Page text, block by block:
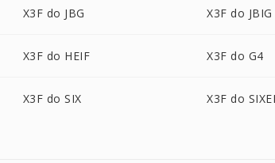
X3F do JBG X3F do JBIG
X3F do HEIF X3F do G4
X3F do SIX X3F do